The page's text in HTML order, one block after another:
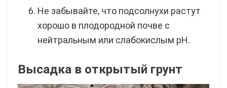
Не забывайте, что подсолнухи растут
хорошо в плодородной почве с
нейтральным или слабокислым pH.
Высадка в открытый грунт